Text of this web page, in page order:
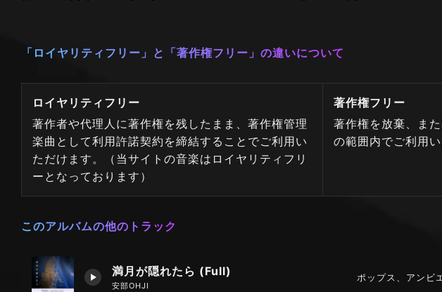
「ロイヤリティフリー」と「著作権フリー」の違いについて
ロイヤリティフリー
著作者や代理人に著作権を残したまま、著作権管理
楽曲として利用許諾契約を締結することでご利用い
ただけます。（当サイトの音楽はロイヤリティフリ
ーとなっております）
著作権フリー
著作権を放棄、ま
の範囲内でご利用い
このアルバムの他のトラック
満月が隠れたら (Full)
安部OHJI
ポップス、アンビ